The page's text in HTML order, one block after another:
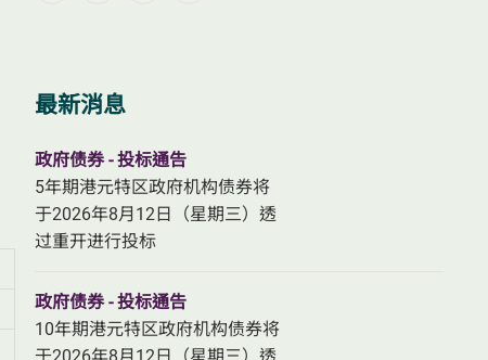
最新消息
政府债券 - 投标通告
5年期港元特区政府机构债券将
于2026年8月12日（星期三）透
过重开进行投标
政府债券 - 投标通告
10年期港元特区政府机构债券将